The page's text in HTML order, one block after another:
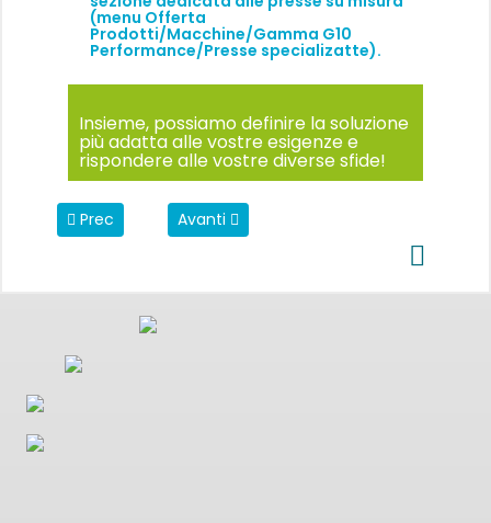
(menu Offerta
Prodotti/Macchine/Gamma G10
Performance/Presse specializatte).
Insieme, possiamo definire la soluzione
più adatta alle vostre esigenze e
rispondere alle vostre diverse sfide!
Articolo precedente: Media Kit REP 2025
Prec Articolo successivo: Manutenzione
Avanti